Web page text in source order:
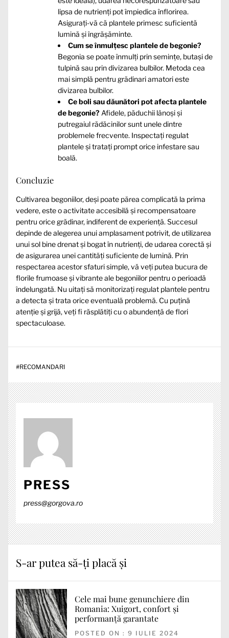
lipsa de nutrienți pot împiedica înflorirea.
Asigurați-vă că plantele primesc suficientă
lumină și îngrășăminte.
Cum se înmulțesc plantele de begonie?
Begonia se poate înmulți prin semințe, butași de
tulpină sau prin divizarea bulbilor. Metoda cea
mai simplă pentru grădinari amatori este
divizarea bulbilor.
Ce boli sau dăunători pot afecta plantele
de begonie? Afidele, păduchii lânoși și
putregaiul rădăcinilor sunt unele dintre
problemele frecvente. Inspectați regulat
plantele și tratați prompt orice infestare sau
boală.
Concluzie
Cultivarea begoniilor, deși poate părea complicată la prima
vedere, este o activitate accesibilă și recompensatoare
pentru orice grădinar, indiferent de experiență. Succesul
depinde de alegerea unui amplasament potrivit, de utilizarea
unui sol bine drenat și bogat în nutrienți, de udarea corectă și
de asigurarea unei cantități suficiente de lumină. Prin
respectarea acestor sfaturi simple, vă veți putea bucura de
florile frumoase și vibrante ale begoniilor pentru o perioadă
îndelungată. Nu uitați să monitorizați regulat plantele pentru
a detecta și trata orice eventuală problemă. Cu puțină
atenție și grijă, veți fi răsplătiți cu o abundență de flori
spectaculoase.
#RECOMANDARI
PRESS
press@gorgova.ro
S-ar putea să-ți placă și
Cele mai bune genunchiere din
Romania: Xuigort, confort și
performanță garantate
POSTED ON : 9 IULIE 2024